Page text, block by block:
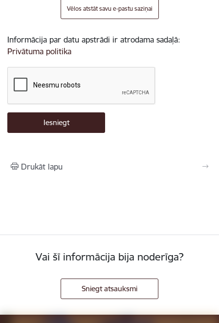
Vēlos atstāt savu e-pastu saziņai
Informācija par datu apstrādi ir atrodama sadaļā:
Privātuma politika
Drukāt lapu
Vai šī informācija bija noderīga?
Sniegt atsauksmi